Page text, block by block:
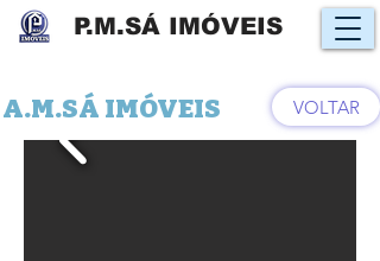
P.M.SÁ IMÓVEIS
A.M.SÁ IMÓVEIS VOLTAR